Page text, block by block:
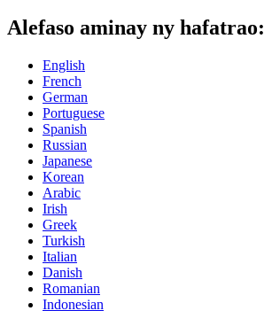
Alefaso aminay ny hafatrao:
English
French
German
Portuguese
Spanish
Russian
Japanese
Korean
Arabic
Irish
Greek
Turkish
Italian
Danish
Romanian
Indonesian